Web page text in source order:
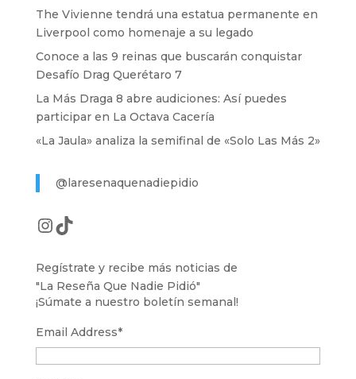
The Vivienne tendrá una estatua permanente en
Liverpool como homenaje a su legado
Conoce a las 9 reinas que buscarán conquistar
Desafío Drag Querétaro 7
La Más Draga 8 abre audiciones: Así puedes
participar en La Octava Cacería
«La Jaula» analiza la semifinal de «Solo Las Más 2»
@laresenaquenadiepidio
Instagram
TikTok
Regístrate y recibe más noticias de
"La Reseña Que Nadie Pidió"
¡Súmate a nuestro boletín semanal!
Email Address*